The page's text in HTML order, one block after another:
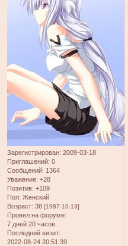
Зарегистрирован: 2009-03-18
Приглашений: 0
Сообщений: 1364
Уважение: +28
Позитив: +109
Пол: Женский
Возраст: 38 [1987-10-13]
Провел на форуме:
7 дней 20 часов
Последний визит:
2022-08-24 20:51:39